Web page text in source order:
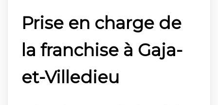
Prise en charge de
la franchise à Gaja-
et-Villedieu